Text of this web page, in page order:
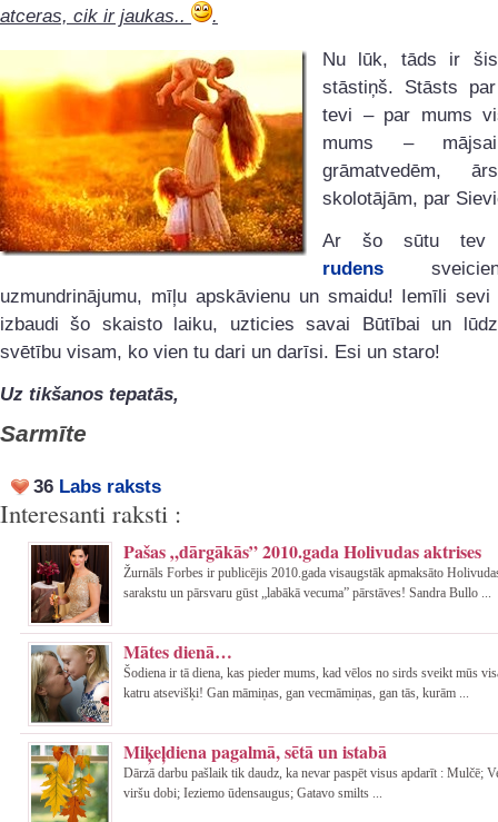
atceras, cik ir jaukas..
.
Nu lūk, tāds ir šis
stāstiņš. Stāsts
tevi – par mums
mums –
grāmatvedēm,
skolotājām, par
Ar šo sūtu tev
rudens
uzmundrinājumu, mīļu apskāvienu un smaidu! Iemīli sevi
izbaudi šo skaisto laiku, uzticies savai Būtībai un
svētību visam, ko vien tu dari un darīsi. Esi un staro!
Uz tikšanos tepatās,
Sarmīte
36 Labs raksts
Interesanti raksti :
Pašas „dārgākās” 2010.gada Holivudas aktrises
Žurnāls Forbes ir publicējis 2010.gada visaugstāk apmaksāto
sarakstu un pārsvaru gūst „labākā vecuma” pārstāves! Sandra Bullo ...
Mātes dienā…
Šodiena ir tā diena, kas pieder mums, kad vēlos no sirds sveikt mūs
katru atsevišķi! Gan māmiņas, gan vecmāmiņas, gan tās, kurām ...
Miķeļdiena pagalmā, sētā un istabā
Dārzā darbu pašlaik tik daudz, ka nevar paspēt visus apdarīt : Mulčē;
viršu dobi; Ieziemo ūdensaugus; Gatavo smilts ...